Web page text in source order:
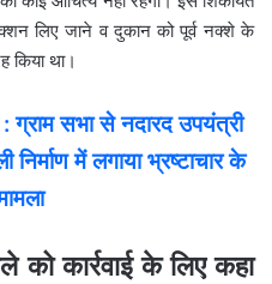
लिए जाने व दुकान को पूर्व नक्शे के
किया था।
सभा से नदारद उपयंत्री
निर्माण में लगाया भ्रष्टाचार के
कार्रवाई के लिए कहा